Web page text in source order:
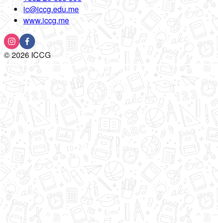
ic@iccg.edu.me
www.iccg.me
©2026ICCG